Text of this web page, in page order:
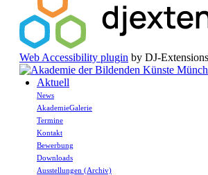
Web Accessibility plugin by DJ-
Aktuell
News
AkademieGalerie
Termine
Kontakt
Bewerbung
Downloads
Ausstellungen (Archiv)